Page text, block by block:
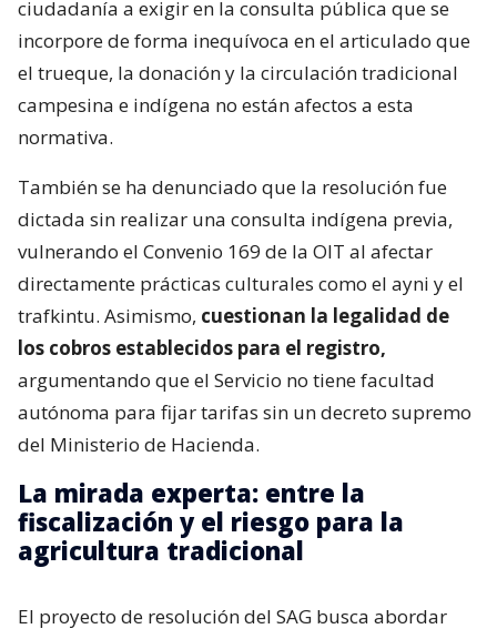
ciudadanía a exigir en la consulta pública que se
incorpore de forma inequívoca en el articulado que
el trueque, la donación y la circulación tradicional
campesina e indígena no están afectos a esta
normativa.
También se ha denunciado que la resolución fue
dictada sin realizar una consulta indígena previa,
vulnerando el Convenio 169 de la OIT al afectar
directamente prácticas culturales como el ayni y el
trafkintu. Asimismo, cuestionan la legalidad de
los cobros establecidos para el registro,
argumentando que el Servicio no tiene facultad
autónoma para fijar tarifas sin un decreto supremo
del Ministerio de Hacienda.
La mirada experta: entre la
fiscalización y el riesgo para la
agricultura tradicional
El proyecto de resolución del SAG busca abordar